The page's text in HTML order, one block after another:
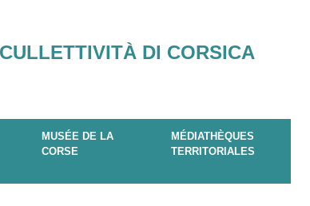
DI CORSICA
MUSÉE DE LA
CORSE
MÉDIATHÈQUES
TERRITORIALES